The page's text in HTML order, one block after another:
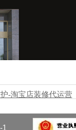
-淘宝店装修代运营
1